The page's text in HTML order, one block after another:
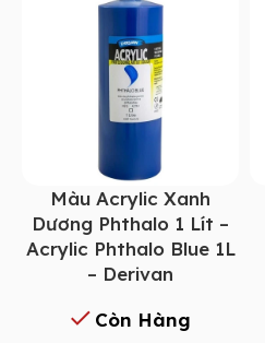
Màu Acrylic Xanh
Dương Phthalo 1 Lít –
Acrylic Phthalo Blue 1L
– Derivan
Còn Hàng